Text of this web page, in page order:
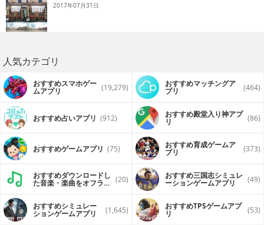
2017年07月31日
人気カテゴリ
おすすめスマホゲー
ムアプリ (19,279) おすすめマッチングア
プリ (464)
おすすめ占いアプリ (912) おすすめ殿堂入り神アプ
リ (86)
おすすめゲームアプリ (75) おすすめ育成ゲームア
プリ (373)
おすすめダウンロードし
た音楽・楽曲をオフライ (20) おすすめ三国志シミュレ
ーションゲームアプリ (49)
おすすめシミュレー
ションゲームアプリ (1,645) おすすめTPSゲームアプ
リ (53)